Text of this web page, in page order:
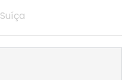
Suíça